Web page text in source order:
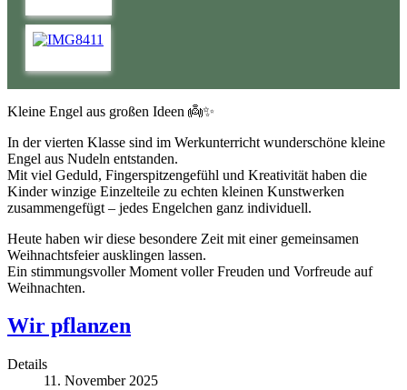
Kleine Engel aus großen Ideen 👼✨
In der vierten Klasse sind im Werkunterricht wunderschöne kleine
Engel aus Nudeln entstanden.
Mit viel Geduld, Fingerspitzengefühl und Kreativität haben die
Kinder winzige Einzelteile zu echten kleinen Kunstwerken
zusammengefügt – jedes Engelchen ganz individuell.
Heute haben wir diese besondere Zeit mit einer gemeinsamen
Weihnachtsfeier ausklingen lassen.
Ein stimmungsvoller Moment voller Freuden und Vorfreude auf
Weihnachten.
Wir pflanzen
Details
11. November 2025